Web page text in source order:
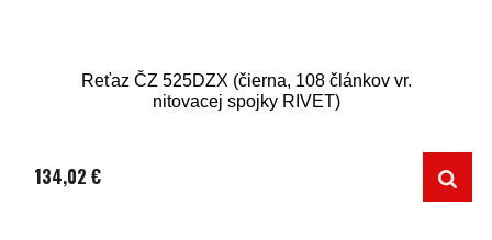
Reťaz ČZ 525DZX (čierna, 108 článkov vr.
nitovacej spojky RIVET)
134,02 €